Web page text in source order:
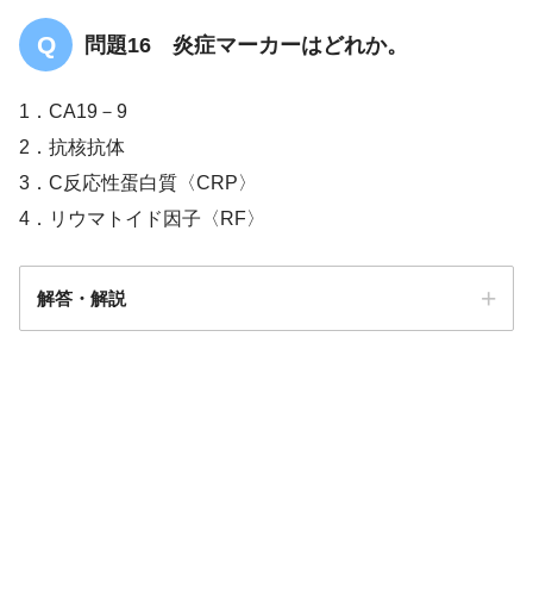
問題16 炎症マーカーはどれか。
1．CA19－9
2．抗核抗体
3．C反応性蛋白質〈CRP〉
4．リウマトイド因子〈RF〉
解答・解説